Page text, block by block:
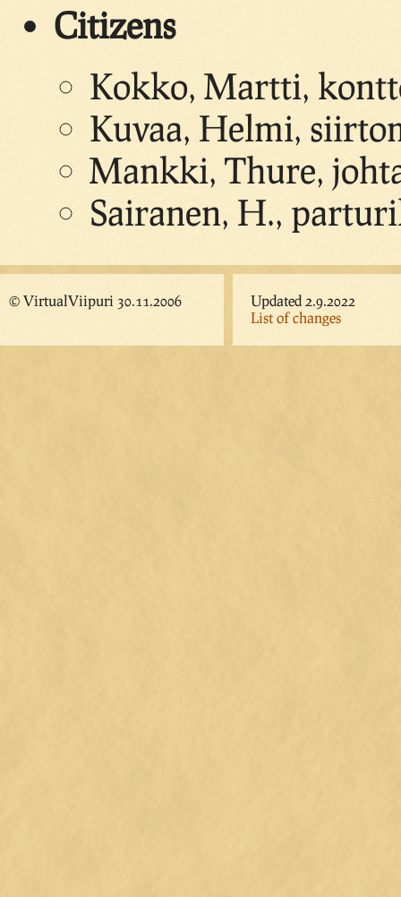
Citizens
Kokko, Martti,
Kuvaa, Helmi,
Mankki, Thure,
Sairanen, H.,
© VirtualViipuri 30.11.2006
Updated 2.9.2022
List of changes